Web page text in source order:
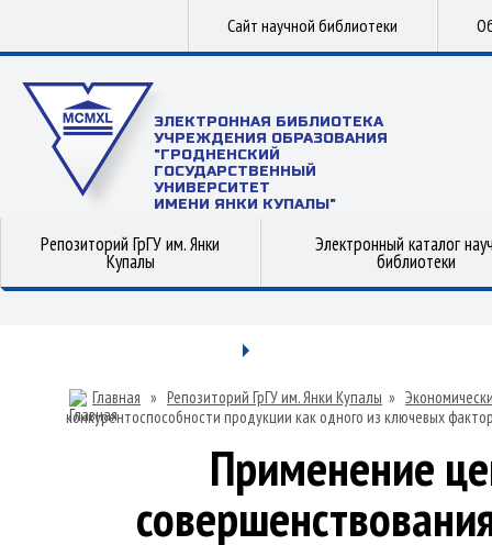
Сайт научной библиотеки
ЭЛЕКТРОННАЯ БИБЛИОТЕКА
УЧРЕЖДЕНИЯ ОБРАЗОВАНИЯ
"ГРОДНЕНСКИЙ
ГОСУДАРСТВЕННЫЙ
УНИВЕРСИТЕТ
ИМЕНИ ЯНКИ КУПАЛЫ"
Репозиторий ГрГУ им. Янки
Купалы
Электронный каталог
библиотеки
Главная » Репозиторий ГрГУ им. Янки Купалы »
конкурентоспособности продукции как одного из ключевых
Применение